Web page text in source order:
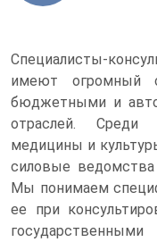
Специалисты-
имеют огромный
бюджетными и
отраслей. Среди
медицины и
силовые ведомства
Мы понимаем
ее при